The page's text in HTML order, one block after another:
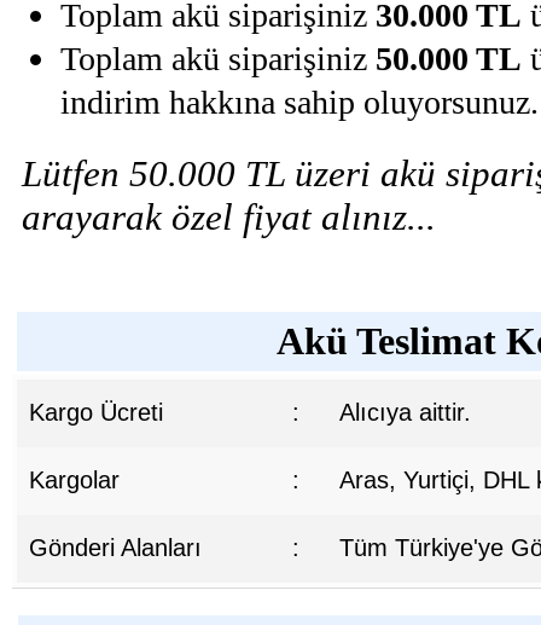
Toplam akü siparişiniz 30.000 TL
Toplam akü siparişiniz 50.000 TL
indirim hakkına sahip oluyorsunuz.
Lütfen 50.000 TL üzeri akü
arayarak özel fiyat alınız...
Akü Teslimat
Kargo Ücreti : Alıcıya aittir.
Kargolar : Aras, Yurtiçi, DHL
Gönderi Alanları : Tüm Türkiye'ye